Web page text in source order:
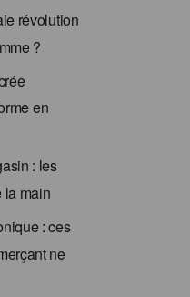
révolution
?
en
: les
la main
: ces
ne